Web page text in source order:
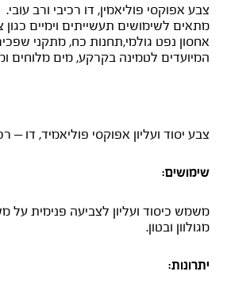
צבע אפוקסי פוליאמין, דו רכיבי ורב עובי.
מתאים לשימושים תעשייתים וימיים כגון
אחסון נפט גולמי,תחנות כח, מתקני
המיועדים לטמינה בקרקע, מים מלוחים
צבע יסוד ועליון אפוקסי פוליאמיד, דו –
שימושים:
משמש כיסוד ועליון לצביעה פנימית על
מגולוון ובטון.
יתרונות: